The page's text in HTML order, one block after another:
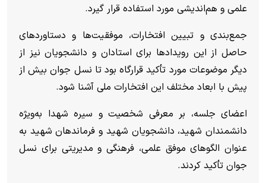
علمی و هم‌اندیشی مورد استفاده قرار گیرد.
جمع‌بندی و تبیین افتخارات، موفقیت‌ها و دستاورد‌های
حاصل از این رویداد‌ها برای استادان و دانشجویان نیز از
دیگر موضوعات مورد تأکید قرارگاه بود تا نسل جوان بیش از
پیش با ابعاد مختلف این افتخارات ملی آشنا شود.
اعضای جلسه، بر معرفی شخصیت و سیره شهدا به‌ویژه
دانشمندان شهید، دانشجویان شهید و فرماندهان شهید به
عنوان الگو‌های موفق علمی، فرهنگی و مدیریتی برای نسل
جوان تأکید کردند.